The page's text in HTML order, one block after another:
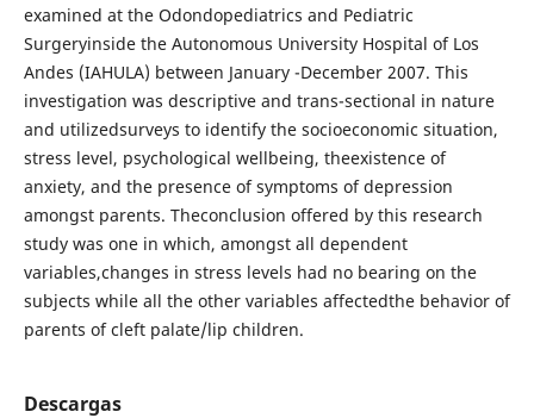
examined at the Odondopediatrics and Pediatric
Surgeryinside the Autonomous University Hospital of Los
Andes (IAHULA) between January -December 2007. This
investigation was descriptive and trans-sectional in nature
and utilizedsurveys to identify the socioeconomic situation,
stress level, psychological wellbeing, theexistence of
anxiety, and the presence of symptoms of depression
amongst parents. Theconclusion offered by this research
study was one in which, amongst all dependent
variables,changes in stress levels had no bearing on the
subjects while all the other variables affectedthe behavior of
parents of cleft palate/lip children.
Descargas